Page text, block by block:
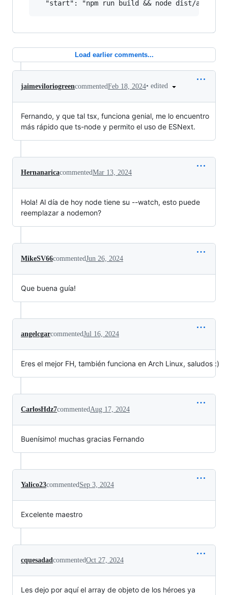
Load earlier comments...
jaimeviloriogreencommentedFeb 18, 2024• edited
Fernando, y que tal tsx, funciona genial, me lo encuentro
más rápido que ts-node y permito el uso de ESNext.
HernanaricacommentedMar 13, 2024
Hola! Al día de hoy node tiene su --watch, esto puede
reemplazar a nodemon?
MikeSV66commentedJun 26, 2024
Que buena guía!
angelcgarcommentedJul 16, 2024
Eres el mejor FH, también funciona en Arch Linux, saludos :)
CarlosHdz7commented Aug 17, 2024
Buenísimo! muchas gracias Fernando
Yalico23commented Sep 3, 2024
Excelente maestro
cquesadad commentedOct 27, 2024
Les dejo por aquí el array de objeto de los héroes ya